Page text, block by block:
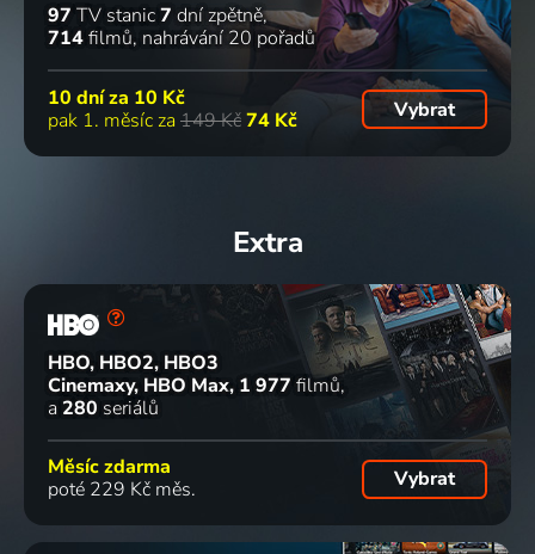
97 TV stanic7 dní zpětně
714filmů nahrávání 20 pořadů
10 dní za 10 Kč
pak 1. měsíc za 149 Kč74 Kč Vybrat
Extra
HBO, HBO2, HBO3
Cinemaxy, HBO Max 1 977 filmů
a 280 seriálů
Měsíc zdarma
poté 229 Kč měs.
Vybrat